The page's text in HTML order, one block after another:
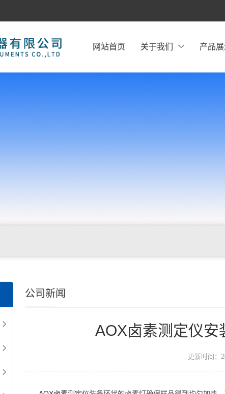
网站首页 关于我们 产品
公司新闻
AOX卤素测定仪安
更新时间：